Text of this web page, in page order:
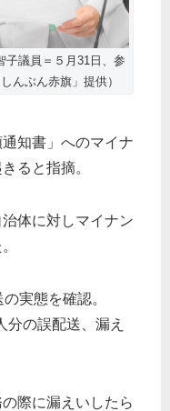
子議員＝５月31日、参
んぶん赤旗」提供）
知書」へのマイナ
ると指摘。
体に対しマイナン
実態を確認。
分の誤配送、漏え
際に漏えいしたら